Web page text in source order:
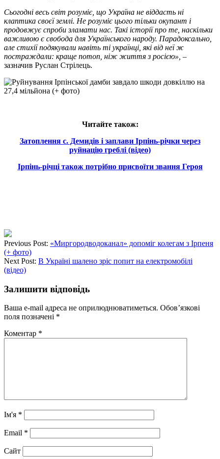
Сьогодні весь світ розуміє, що Україна не віддасть ні
клаптика своєї землі. Не розуміє цього тільки окупант і
продовжує спроби зламати нас. Такі історії про те, наскільки
важливою є свобода для Українського народу. Парадоксально,
але стихії подякували навіть ті українці, які від неї ж
постраждали: краще потоп, ніж життя з росією», –
зазначив Руслан Стрілець.
Читайте також:
Затоплення с. Демидів і заплави Ірпінь-річки через
руйнацію греблі (відео)
Ірпінь-річці також потрібно присвоїти звання Героя
Previous Post: «Миргородводоканал» допоміг колегам з Ірпеня
(+ фото)
Next Post: В Україні шалено зріс попит на електромобілі
(відео)
Залишити відповідь
Ваша e-mail адреса не оприлюднюватиметься. Обов’язкові
поля позначені *
Коментар *
Ім'я *
Email *
Сайт